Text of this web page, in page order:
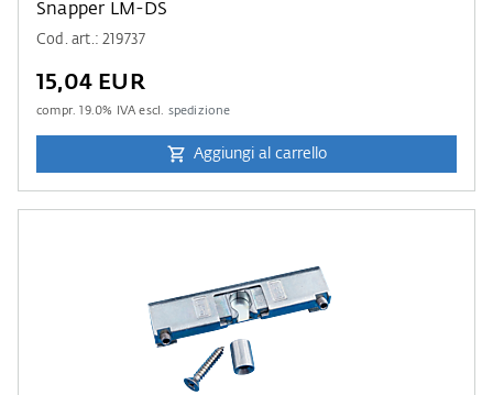
Snapper LM-DS
Cod. art.: 219737
15,04 EUR
compr.19.0% IVA escl. spedizione
Aggiungi al carrello